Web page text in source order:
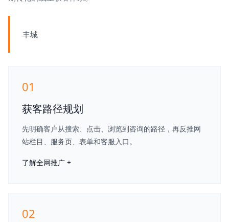
丰城
01
获客路径规划
先明确客户从搜索、点击、浏览到咨询的路径，再反推网
站栏目、服务页、表单和客服入口。
了解全网推广 +
02